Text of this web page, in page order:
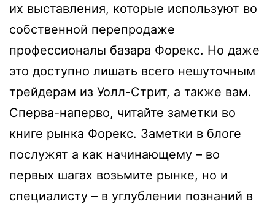
их выставления, которые используют во
собственной перепродаже
профессионалы базара Форекс. Но даже
это доступно лишать всего нешуточным
трейдерам из Уолл-Стрит, а также вам.
Сперва-наперво, читайте заметки во
книге рынка Форекс. Заметки в блоге
послужят а как начинающему – во
первых шагах возьмите рынке, но и
специалисту – в углублении познаний в